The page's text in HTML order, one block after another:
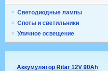
Светодиодные лампы
Споты и светильники
Уличное освещение
Аккумулятор Ritar 12V 90Ah